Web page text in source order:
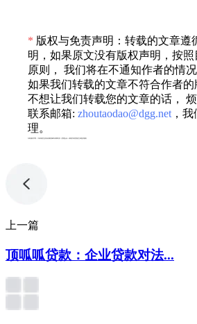
* 版权与免责声明：转载的文章遵
明，如果原文没有版权声明，按
原则， 我们将在不通知作者的情
如果我们转载的文章不符合作者
不想让我们转载您的文章的话，
联系邮箱: zhoutaodao@dgg.net ，
理。
上一篇
顶呱呱贷款：企业贷款对法...